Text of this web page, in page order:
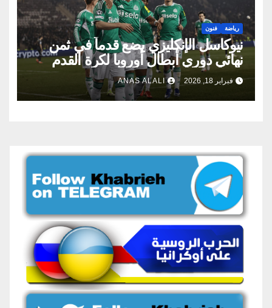
رياضة فنون
نيوكاسل الإنكليزي يضع قدماً في ثمن
نهائي دوري أبطال أوروبا لكرة القدم
فبراير 18, 2026 ANAS ALALI